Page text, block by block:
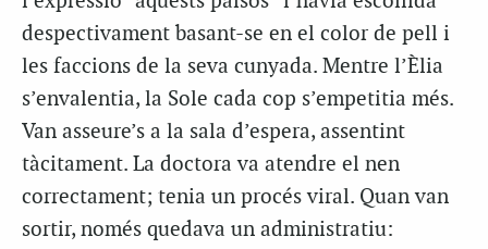
despectivament basant-se en el color de pell i
les faccions de la seva cunyada. Mentre l’Èlia
s’envalentia, la Sole cada cop s’empetitia més.
Van asseure’s a la sala d’espera, assentint
tàcitament. La doctora va atendre el nen
correctament; tenia un procés viral. Quan van
sortir, només quedava un administratiu: